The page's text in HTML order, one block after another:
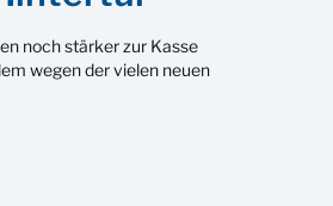
noch stärker zur Kasse
wegen der vielen neuen